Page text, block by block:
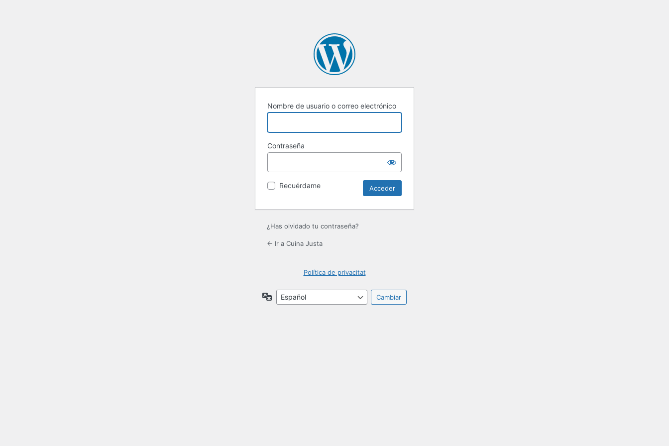
Nombre de usuario o correo electrónico
Contraseña
Recuérdame
¿Has olvidado tu contraseña?
← Ir a Cuina Justa
Política de privacitat
Idioma